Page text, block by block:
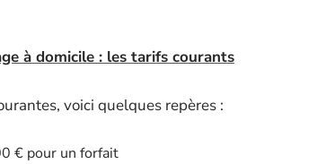
à domicile : les tarifs courants
voici quelques repères :
€ pour un forfait